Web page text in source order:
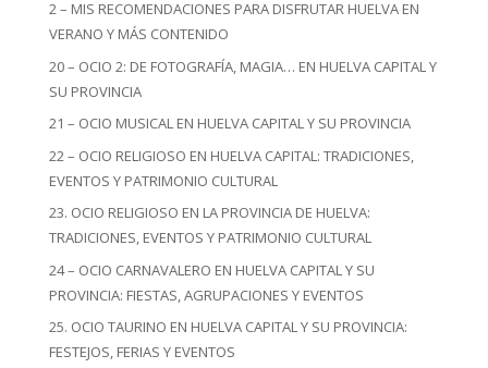
2 – MIS RECOMENDACIONES PARA DISFRUTAR HUELVA EN
VERANO Y MÁS CONTENIDO
20 – OCIO 2: DE FOTOGRAFÍA, MAGIA… EN HUELVA CAPITAL Y
SU PROVINCIA
21 – OCIO MUSICAL EN HUELVA CAPITAL Y SU PROVINCIA
22 – OCIO RELIGIOSO EN HUELVA CAPITAL: TRADICIONES,
EVENTOS Y PATRIMONIO CULTURAL
23. OCIO RELIGIOSO EN LA PROVINCIA DE HUELVA:
TRADICIONES, EVENTOS Y PATRIMONIO CULTURAL
24 – OCIO CARNAVALERO EN HUELVA CAPITAL Y SU
PROVINCIA: FIESTAS, AGRUPACIONES Y EVENTOS
25. OCIO TAURINO EN HUELVA CAPITAL Y SU PROVINCIA:
FESTEJOS, FERIAS Y EVENTOS